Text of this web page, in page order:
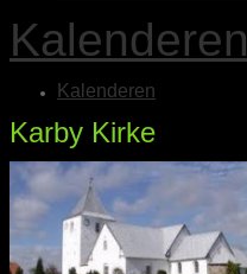
Kalenderen
Kalenderen
Karby Kirke